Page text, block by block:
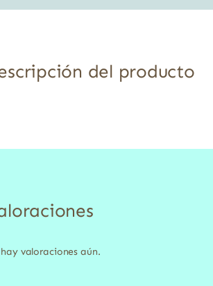
del producto
valoraciones aún.